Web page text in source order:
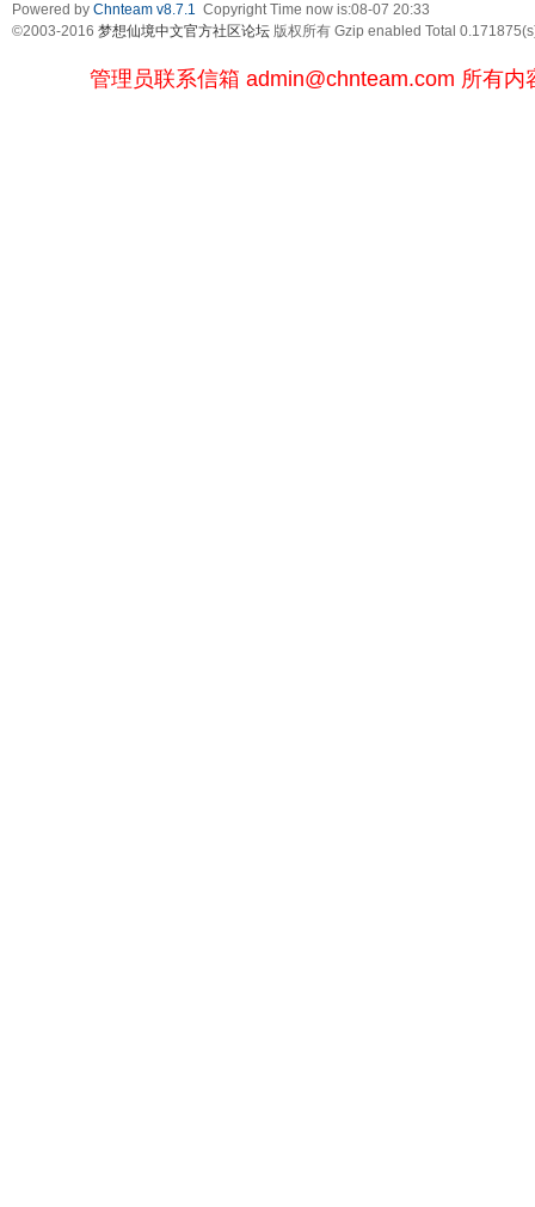
Powered by Chnteam v8.7.1 Copyright Time now is:08-07 20:33
©2003-2016 梦想仙境中文官方社区论坛 版权所有 Gzip enabled Total
管理员联系信箱 admin@chnteam.com 所有内